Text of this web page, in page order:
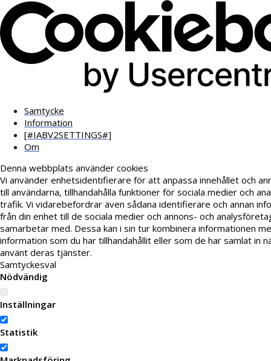
Samtycke
Information
[#IABV2SETTINGS#]
Om
Denna webbplats använder cookies
Vi använder enhetsidentifierare för att anpassa innehållet och
till användarna, tillhandahålla funktioner för sociala medier och
trafik. Vi vidarebefordrar även sådana identifierare och annan
från din enhet till de sociala medier och annons- och
samarbetar med. Dessa kan i sin tur kombinera informationen
information som du har tillhandahållit eller som de har samlat in
använt deras tjänster.
Samtyckesval
Nödvändig
Inställningar
Statistik